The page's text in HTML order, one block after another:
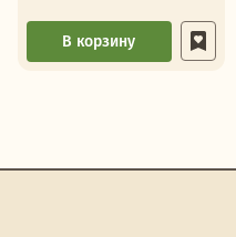
В корзину